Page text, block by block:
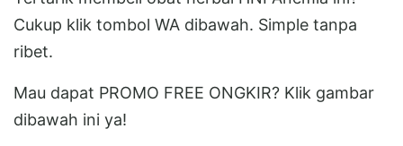
Cukup klik tombol WA dibawah. Simple tanpa
ribet.
Mau dapat PROMO FREE ONGKIR? Klik gambar
dibawah ini ya!